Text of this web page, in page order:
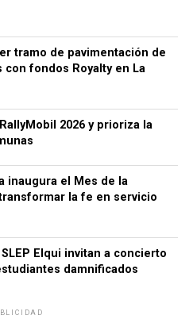
tramo de pavimentación de
fondos Royalty en La
2026 y prioriza la
inaugura el Mes de la
la fe en servicio
Elqui invitan a concierto
damnificados